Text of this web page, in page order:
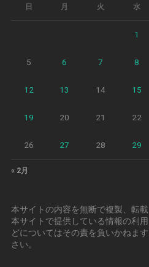
日 月 火 水
« 2月
1
5 6 7 8
12 13 14 15
19 20 21 22
26 27 28 29
本サイトの内容を無断で複製、転
本サイトで提供している情報の利
どについてはその責を負いかねま
さい。